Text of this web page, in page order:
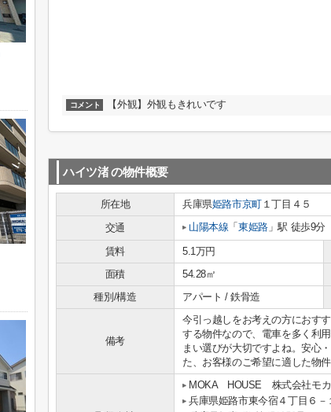
コメント 【外観】外観もきれいです
ハイツ渚 の物件概要
所在地 兵庫県姫路市京町１丁目４５
交通
山陽本線 「東姫路」駅 徒歩9分
賃料 5.1万円
面積
54.28㎡
種別/構造
アパート / 鉄骨造
備考
今引っ越しをお考えの方におす
する物件なので、電車を多く利
まい選びが大切ですよね。安心
た、お客様のご希望に適した物
MOKA HOUSE 株式会社モカ
兵庫県姫路市東今宿４丁目６－